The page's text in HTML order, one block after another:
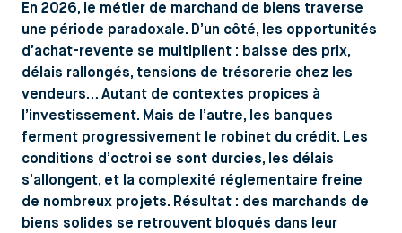
En 2026, le métier de marchand de biens traverse
une période paradoxale. D’un côté, les opportunités
d’achat-revente se multiplient : baisse des prix,
délais rallongés, tensions de trésorerie chez les
vendeurs… Autant de contextes propices à
l’investissement. Mais de l’autre, les banques
ferment progressivement le robinet du crédit. Les
conditions d’octroi se sont durcies, les délais
s’allongent, et la complexité réglementaire freine
de nombreux projets. Résultat : des marchands de
biens solides se retrouvent bloqués dans leur